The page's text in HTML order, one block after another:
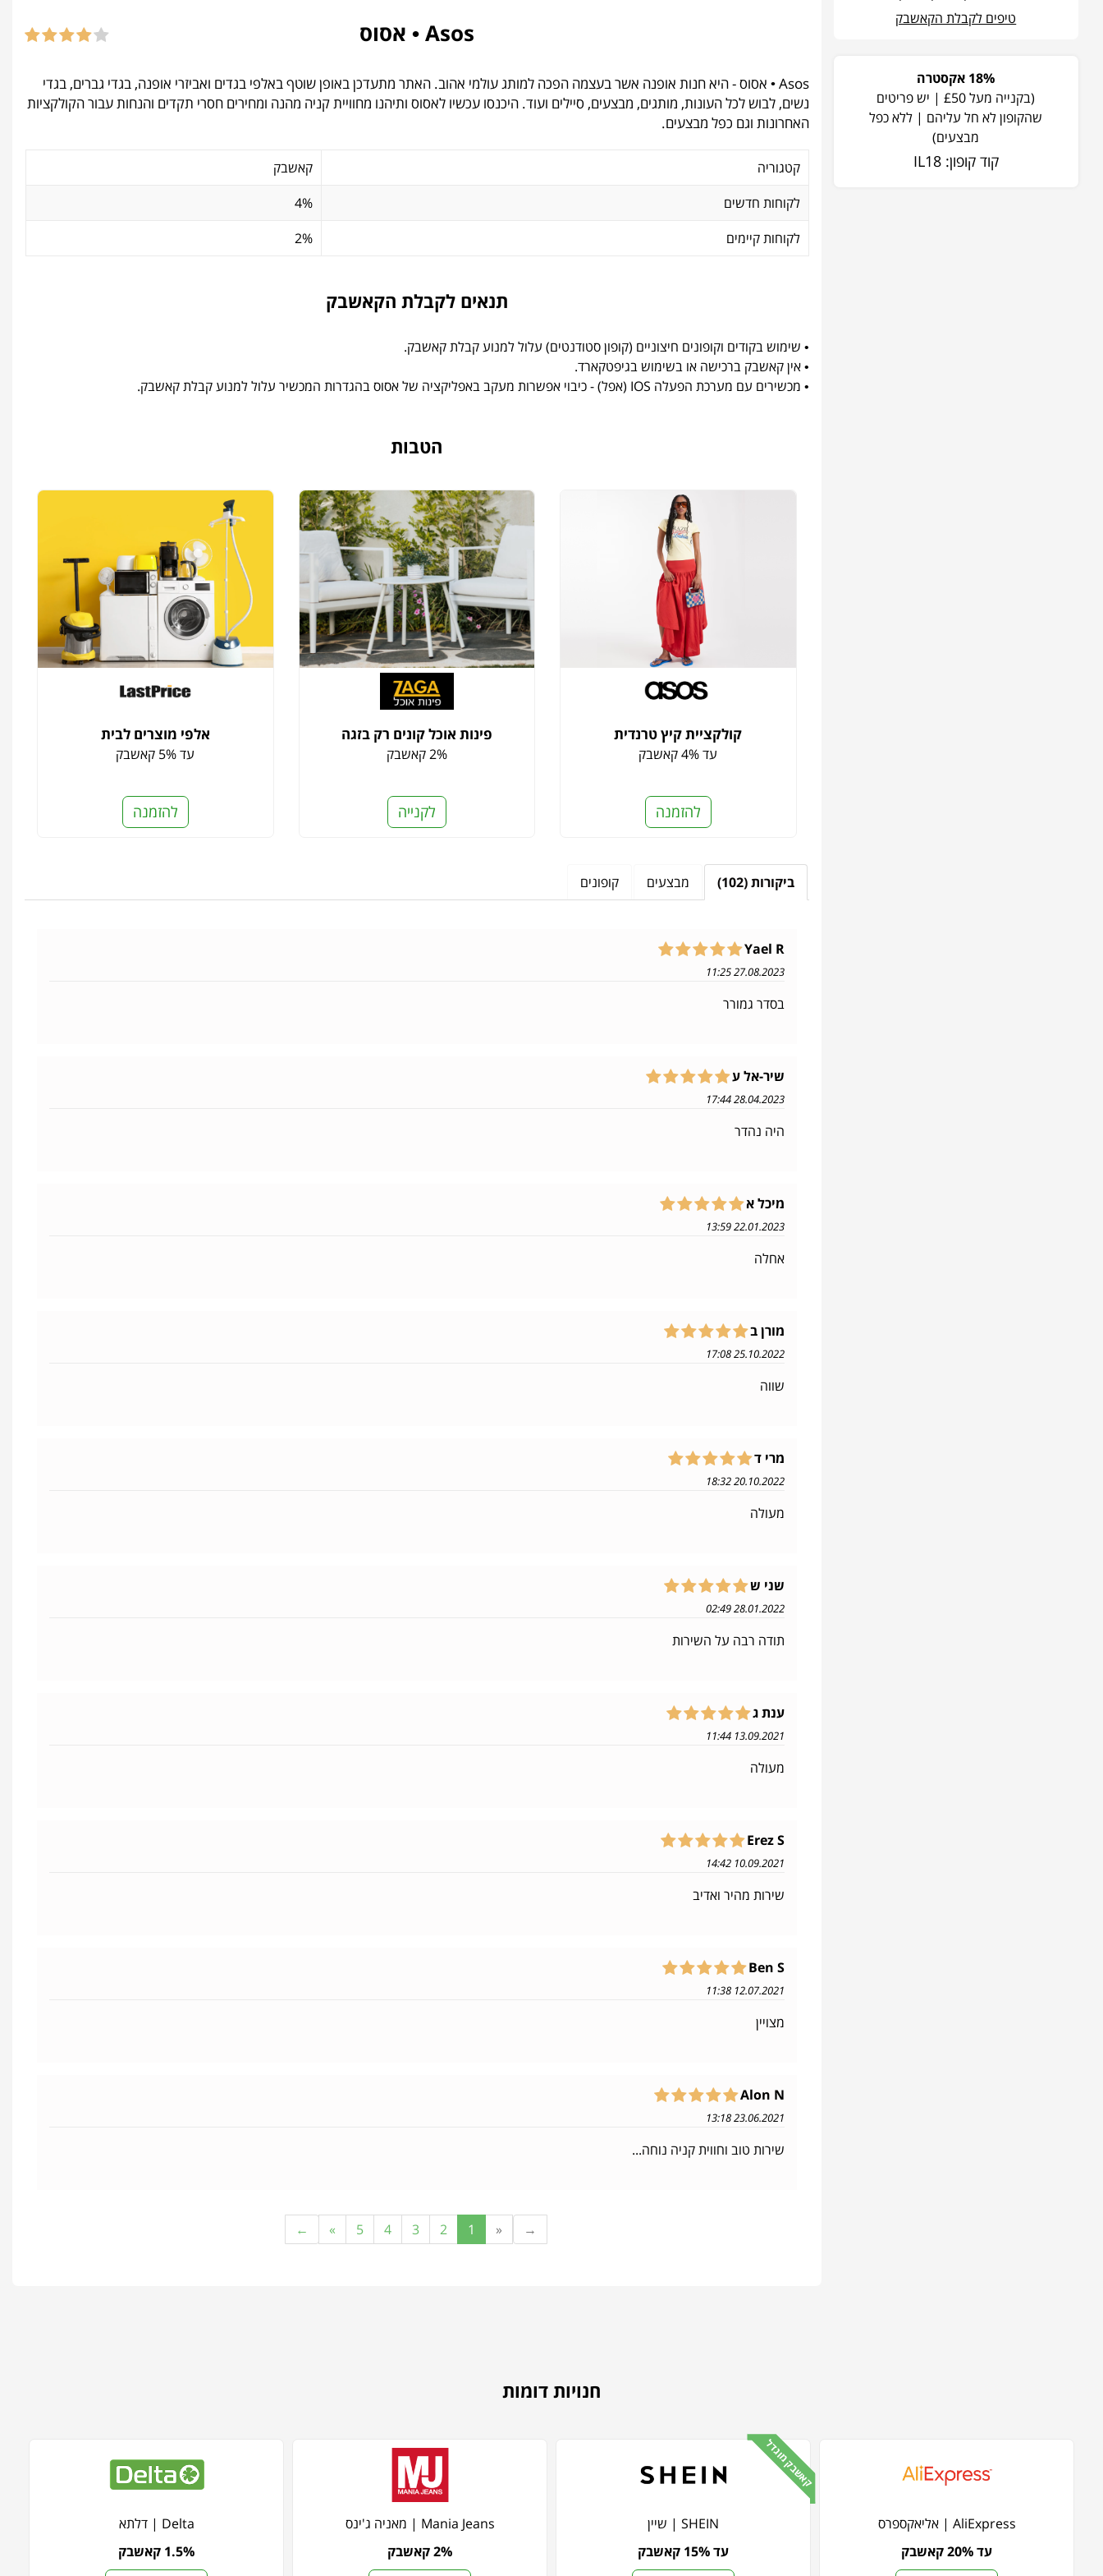
טיפים לקבלת הקאשבק
18% אקסטרה
(בקנייה מעל £50 | יש פריטים
שהקופון לא חל עליהם | ללא כפל
מבצעים)
קוד קופון: IL18
Asos • אסוס
Asos • אסוס - היא חנות אופנה אשר בעצמה הפכה למותג עולמי אהוב. האתר מתעדכן באופן שוטף באלפי בגדים ואביזרי אופנה, בגדי גברים, בגדי
נשים, לבוש לכל העונות, מותגים, מבצעים, סיילים ועוד. היכנסו עכשיו לאסוס ותיהנו מחוויית קניה מהנה ומחירים חסרי תקדים והנחות עבור הקולקציות
האחרונות וגם כפל מבצעים.
קטגוריה
קאשבק
לקוחות חדשים
4%
לקוחות קיימים
2%
תנאים לקבלת הקאשבק
• שימוש בקודים וקופונים חיצוניים (קופון סטודנטים) עלול למנוע קבלת קאשבק.
• אין קאשבק ברכישה או בשימוש בגיפטקארד.
• מכשירים עם מערכת הפעלה IOS (אפל) - כיבוי אפשרות מעקב באפליקציה של אסוס בהגדרות המכשיר עלול למנוע קבלת קאשבק.
הטבות
קולקציית קיץ טרנדית
עד 4% קאשבק
להזמנה
פינות אוכל קונים רק בזגה
2% קאשבק
לקנייה
אלפי מוצרים לבית
עד 5% קאשבק
להזמנה
ביקורות (102) מבצעים קופונים
Yael R
27.08.2023 11:25
בסדר גמורר
שיר-אל ע
28.04.2023 17:44
היה נהדר
מיכל א
22.01.2023 13:59
אחלה
מורן ב
25.10.2022 17:08
שווה
מרי ד
20.10.2022 18:32
מעולה
שני ש
28.01.2022 02:49
תודה רבה על השירות
ענת ג
13.09.2021 11:44
מעולה
Erez S
10.09.2021 14:42
שירות מהיר ואדיב
Ben S
12.07.2021 11:38
מצויין
Alon N
23.06.2021 13:18
שירות טוב וחווית קניה נוחה...
→
«
1
2
3
4
5
»
←
חנויות דומות
AliExpress | אליאקספרס
עד 20% קאשבק
קאשבק מוגדל
SHEIN | שיין
עד 15% קאשבק
Mania Jeans | מאניה ג'ינס
2% קאשבק
Delta | דלתא
1.5% קאשבק